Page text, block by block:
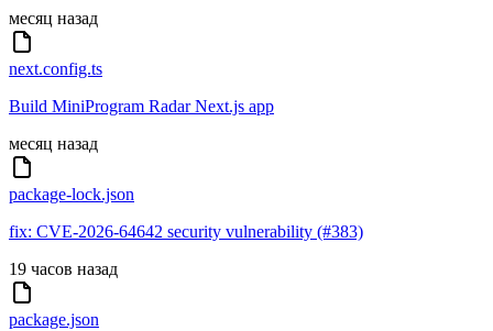
месяц назад
next.config.ts
Build MiniProgram Radar Next.js app
месяц назад
package-lock.json
fix: CVE-2026-64642 security vulnerability (#383)
19 часов назад
package.json